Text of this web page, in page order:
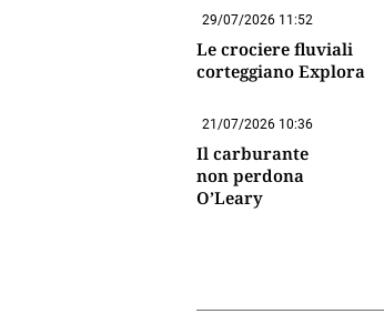
29/07/2026 11:52
Le crociere fluviali
corteggiano Explora
21/07/2026 10:36
Il carburante
non perdona
O’Leary